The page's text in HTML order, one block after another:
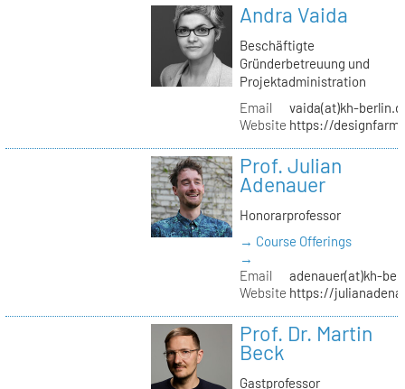
Andra Vaida
Beschäftigte
Gründerbetreuung und
Projektadministration
Email
vaida(at)kh-
Website https://
Prof. Julian
Adenauer
Honorarprofessor
→ Course Offerings
→
Email
adenauer(at)kh-
Website https://
Prof. Dr. Martin
Beck
Gastprofessor